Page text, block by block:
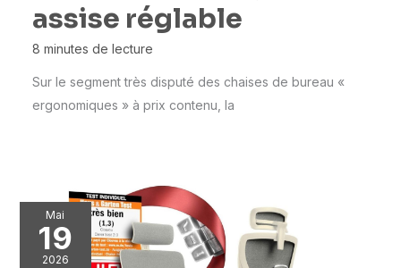
assise réglable
8 minutes de lecture
Sur le segment très disputé des chaises de bureau «
ergonomiques » à prix contenu, la
Mai
19
2026